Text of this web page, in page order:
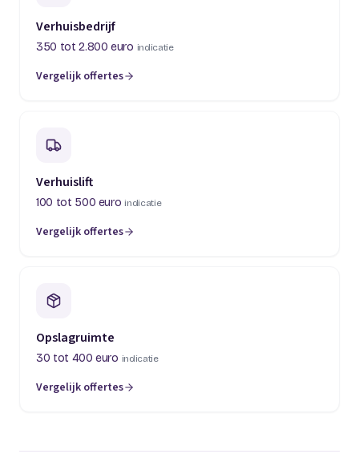
Verhuisbedrijf
350 tot 2.800 euro indicatie
Vergelijk offertes
(opent in een nieuw tabblad)
Verhuislift
100 tot 500 euro indicatie
Vergelijk offertes
(opent in een nieuw tabblad)
Opslagruimte
30 tot 400 euro indicatie
Vergelijk offertes
(opent in een nieuw tabblad)